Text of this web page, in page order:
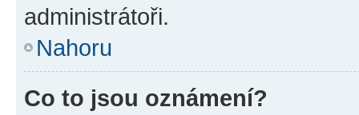
administrátoři.
Nahoru
Co to jsou oznámení?